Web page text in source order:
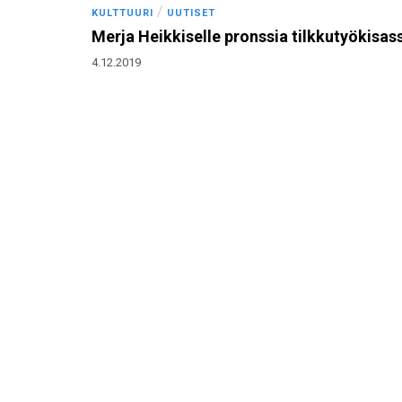
KULTTUURI / UUTISET
Merja Heikkiselle pronssia
4.12.2019